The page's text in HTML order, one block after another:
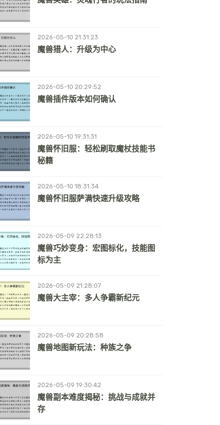
2026-05-10 21:31:23
魔兽猎人：升级为中心
2026-05-10 20:29:52
魔兽插件版本如何确认
2026-05-10 19:31:31
魔兽怀旧服：轻松刷取魔杖技能书
秘籍
2026-05-10 18:31:34
魔兽怀旧服萨满快速升级攻略
2026-05-09 22:28:13
魔兽巧妙变身：宏图标化，技能图
标为主
2026-05-09 21:28:07
魔兽大主宰：多人争霸新纪元
2026-05-09 20:28:58
魔兽地图新玩法：种族之争
2026-05-09 19:30:42
魔兽副本难度揭秘：挑战与成就并
存